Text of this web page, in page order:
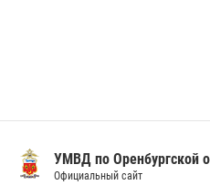
УМВД по Оренбургской
Официальный сайт